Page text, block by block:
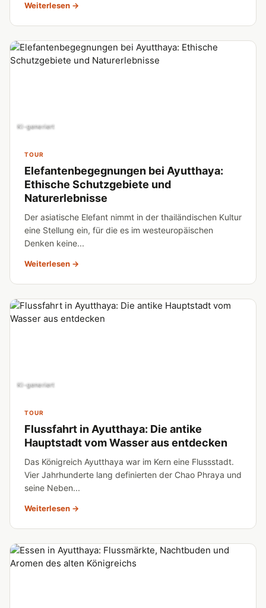
Weiterlesen →
KI-generiert
TOUR
Elefantenbegegnungen bei Ayutthaya:
Ethische Schutzgebiete und
Naturerlebnisse
Der asiatische Elefant nimmt in der thailändischen Kultur
eine Stellung ein, für die es im westeuropäischen
Denken keine...
Weiterlesen →
KI-generiert
TOUR
Flussfahrt in Ayutthaya: Die antike
Hauptstadt vom Wasser aus entdecken
Das Königreich Ayutthaya war im Kern eine Flussstadt.
Vier Jahrhunderte lang definierten der Chao Phraya und
seine Neben...
Weiterlesen →